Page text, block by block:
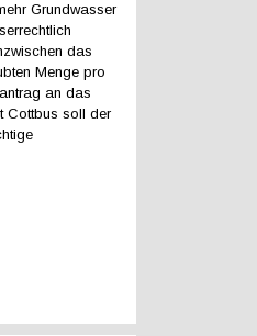
Grundwasser
das
Menge pro
an das
Cottbus soll der